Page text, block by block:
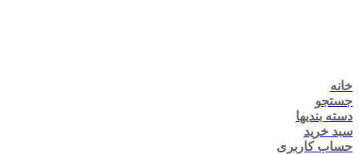
خانه
جستجو
دسته بندیها
سبد خرید
حساب کاربری